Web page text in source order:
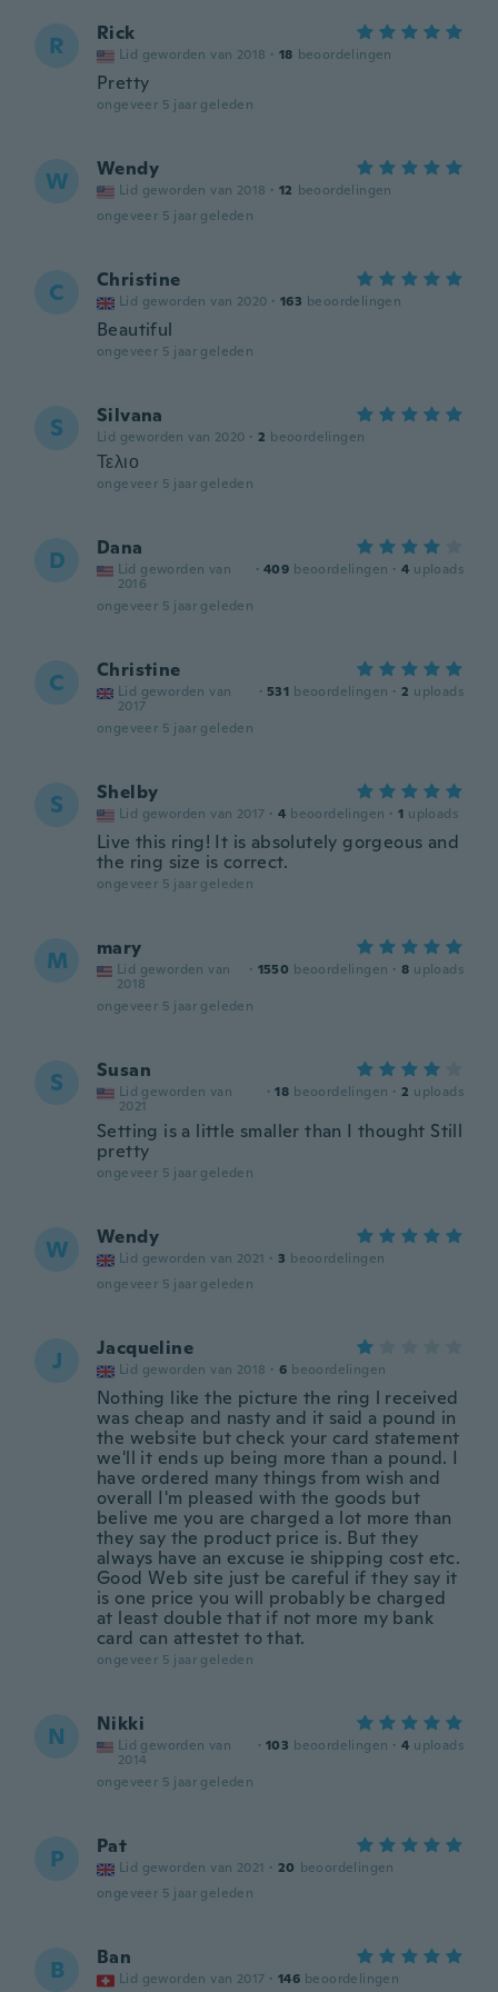
R Rick
Lid geworden van 2018 · 18 beoordelingen
Pretty
ongeveer 5 jaar geleden
W Wendy
Lid geworden van 2018 · 12 beoordelingen
ongeveer 5 jaar geleden
C Christine
Lid geworden van 2020 · 163 beoordelingen
Beautiful
ongeveer 5 jaar geleden
S Silvana
Lid geworden van 2020 · 2 beoordelingen
Τελιο
ongeveer 5 jaar geleden
D Dana
Lid geworden van
2016
· 409 beoordelingen · 4 uploads
ongeveer 5 jaar geleden
C Christine
Lid geworden van
2017
· 531 beoordelingen · 2 uploads
ongeveer 5 jaar geleden
S Shelby
Lid geworden van 2017 · 4 beoordelingen · 1 uploads
Live this ring! It is absolutely gorgeous and
the ring size is correct.
ongeveer 5 jaar geleden
M mary
Lid geworden van
2018
· 1550 beoordelingen · 8 uploads
ongeveer 5 jaar geleden
S Susan
Lid geworden van
2021
· 18 beoordelingen · 2 uploads
Setting is a little smaller than I thought Still
pretty
ongeveer 5 jaar geleden
W Wendy
Lid geworden van 2021 · 3 beoordelingen
ongeveer 5 jaar geleden
J Jacqueline
Lid geworden van 2018 · 6 beoordelingen
Nothing like the picture the ring l received
was cheap and nasty and it said a pound in
the website but check your card statement
we'll it ends up being more than a pound. I
have ordered many things from wish and
overall I'm pleased with the goods but
belive me you are charged a lot more than
they say the product price is. But they
always have an excuse ie shipping cost etc.
Good Web site just be careful if they say it
is one price you will probably be charged
at least double that if not more my bank
card can attestet to that.
ongeveer 5 jaar geleden
N Nikki
Lid geworden van
2014
· 103 beoordelingen · 4 uploads
ongeveer 5 jaar geleden
P Pat
Lid geworden van 2021 · 20 beoordelingen
ongeveer 5 jaar geleden
B Ban
Lid geworden van 2017 · 146 beoordelingen